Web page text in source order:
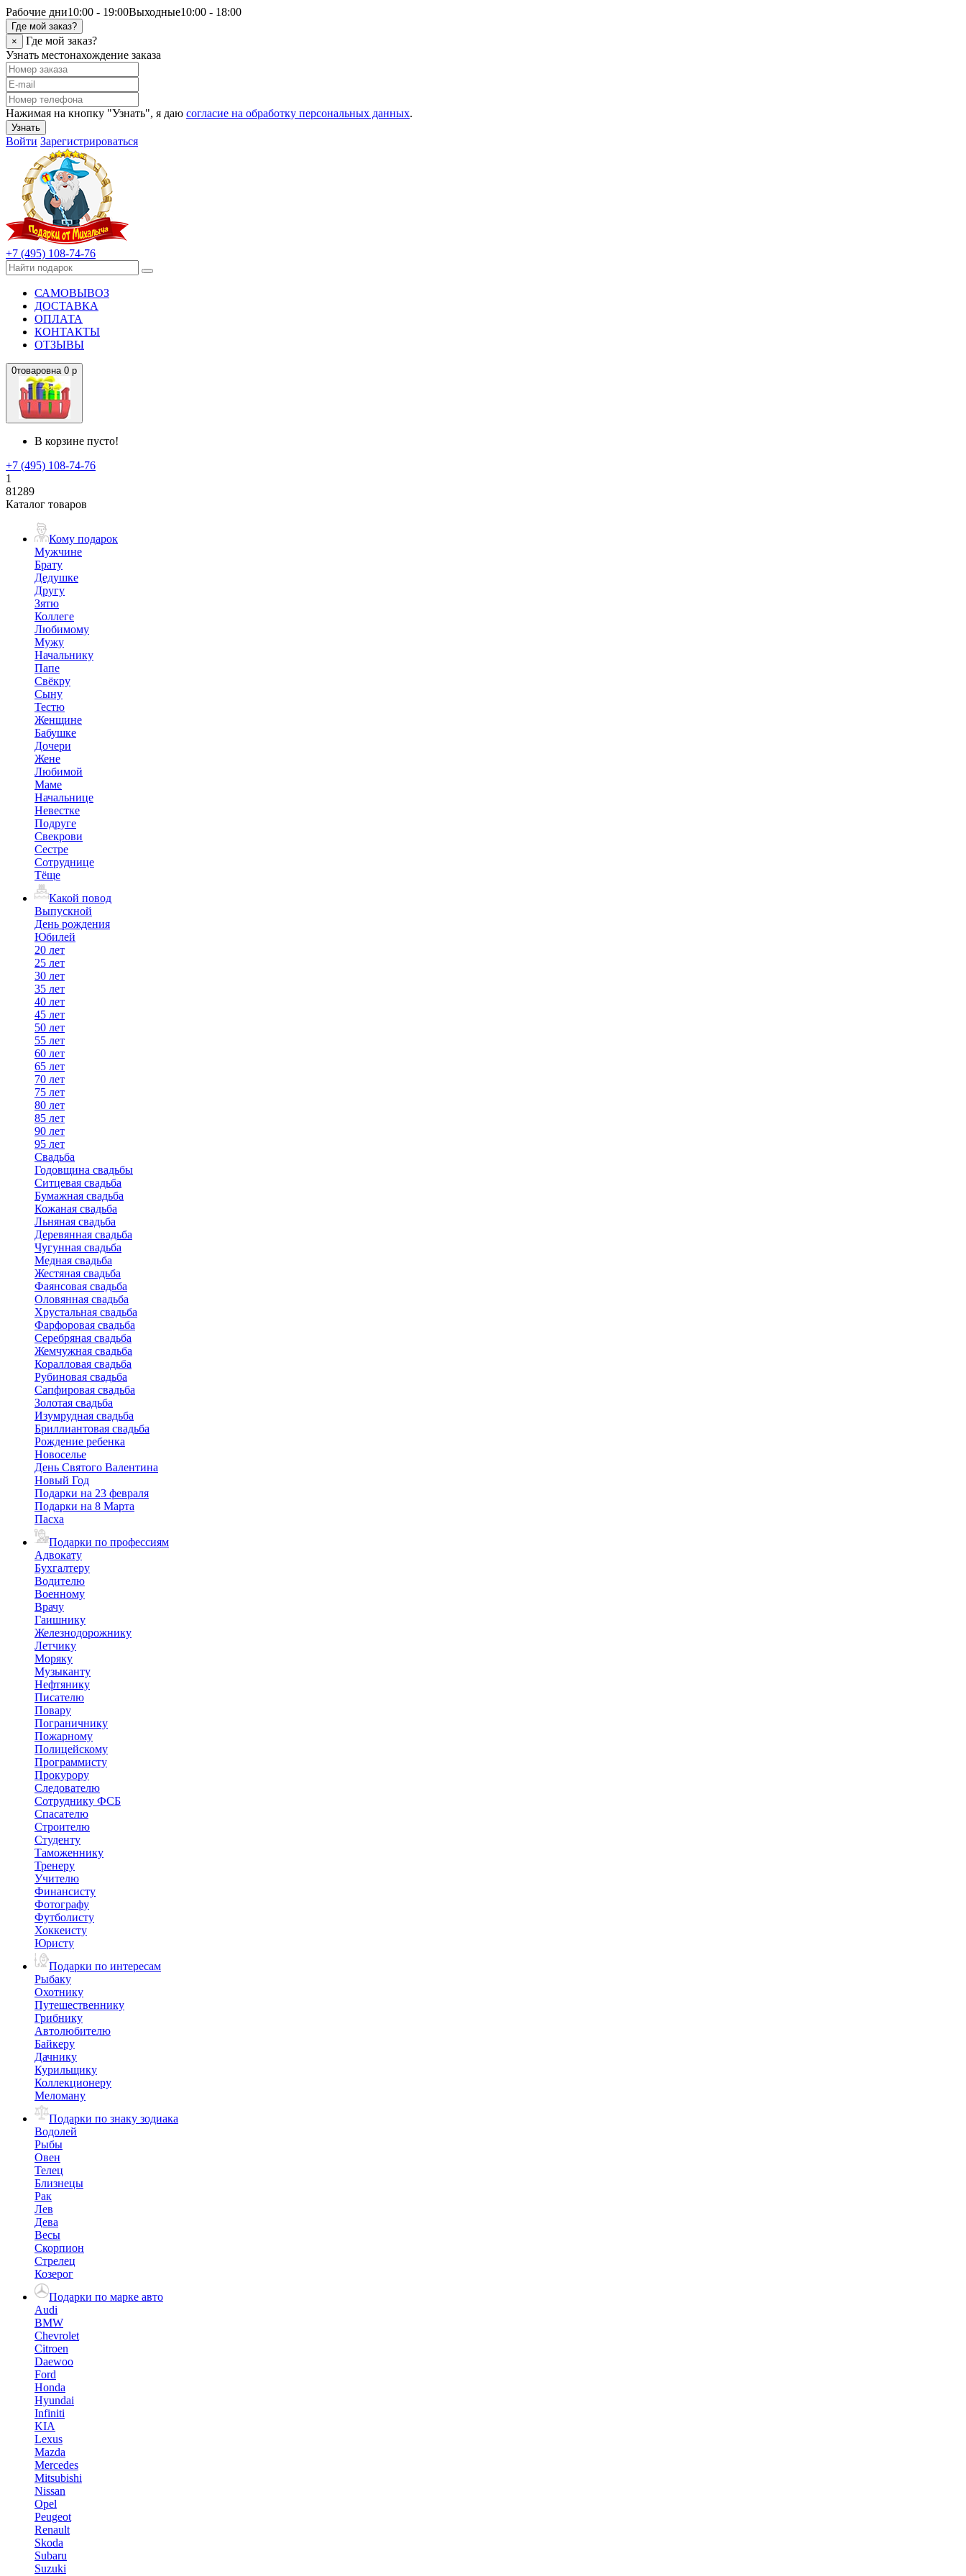
Рабочие дни10:00 - 19:00Выходные10:00 - 18:00
Где мой заказ?
×
Где мой заказ?
Узнать местонахождение заказа
Нажимая на кнопку "Узнать", я даю согласие на обработку персональных данных.
Узнать
Войти Зарегистрироваться
+7 (495) 108-74-76
САМОВЫВОЗ
ДОСТАВКА
ОПЛАТА
КОНТАКТЫ
ОТЗЫВЫ
0товаровна 0 р
В корзине пусто!
+7 (495) 108-74-76
1
81289
Каталог товаров
Кому подарок
Мужчине
Брату
Дедушке
Другу
Зятю
Коллеге
Любимому
Мужу
Начальнику
Папе
Свёкру
Сыну
Тестю
Женщине
Бабушке
Дочери
Жене
Любимой
Маме
Начальнице
Невестке
Подруге
Свекрови
Сестре
Сотруднице
Тёще
Какой повод
Выпускной
День рождения
Юбилей
20 лет
25 лет
30 лет
35 лет
40 лет
45 лет
50 лет
55 лет
60 лет
65 лет
70 лет
75 лет
80 лет
85 лет
90 лет
95 лет
Свадьба
Годовщина свадьбы
Ситцевая свадьба
Бумажная свадьба
Кожаная свадьба
Льняная свадьба
Деревянная свадьба
Чугунная свадьба
Медная свадьба
Жестяная свадьба
Фаянсовая свадьба
Оловянная свадьба
Хрустальная свадьба
Фарфоровая свадьба
Серебряная свадьба
Жемчужная свадьба
Коралловая свадьба
Рубиновая свадьба
Сапфировая свадьба
Золотая свадьба
Изумрудная свадьба
Бриллиантовая свадьба
Рождение ребенка
Новоселье
День Святого Валентина
Новый Год
Подарки на 23 февраля
Подарки на 8 Марта
Пасха
Подарки по профессиям
Адвокату
Бухгалтеру
Водителю
Военному
Врачу
Гаишнику
Железнодорожнику
Летчику
Моряку
Музыканту
Нефтянику
Писателю
Повару
Пограничнику
Пожарному
Полицейскому
Программисту
Прокурору
Следователю
Сотруднику ФСБ
Спасателю
Строителю
Студенту
Таможеннику
Тренеру
Учителю
Финансисту
Фотографу
Футболисту
Хоккеисту
Юристу
Подарки по интересам
Рыбаку
Охотнику
Путешественнику
Грибнику
Автолюбителю
Байкеру
Дачнику
Курильщику
Коллекционеру
Меломану
Подарки по знаку зодиака
Водолей
Рыбы
Овен
Телец
Близнецы
Рак
Лев
Дева
Весы
Скорпион
Стрелец
Козерог
Подарки по марке авто
Audi
BMW
Chevrolet
Citroen
Daewoo
Ford
Honda
Hyundai
Infiniti
KIA
Lexus
Mazda
Mercedes
Mitsubishi
Nissan
Opel
Peugeot
Renault
Skoda
Subaru
Suzuki